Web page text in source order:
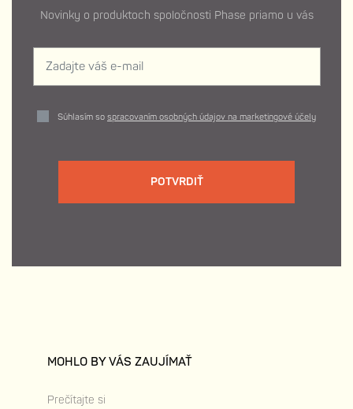
Novinky o produktoch spoločnosti Phase priamo u vás
Súhlasím so spracovaním osobných údajov na marketingové účely
POTVRDIŤ
MOHLO BY VÁS ZAUJÍMAŤ
Prečítajte si